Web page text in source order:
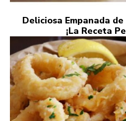
Deliciosa Empanada
¡La Receta